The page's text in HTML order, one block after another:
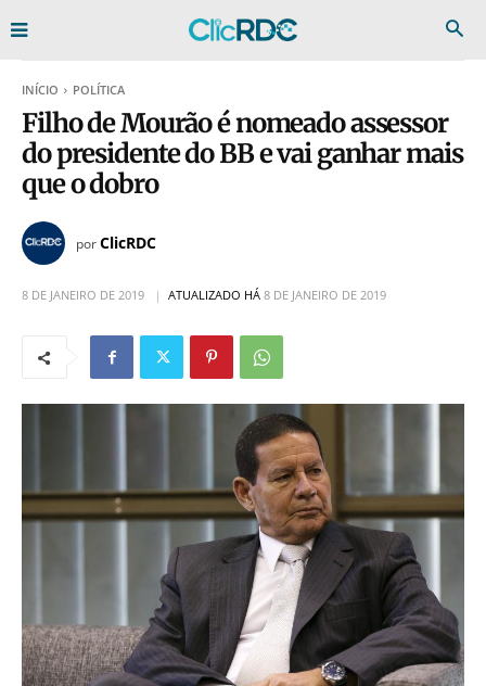
INÍCIO POLÍTICA
Filho de Mourão é nomeado assessor
do presidente do BB e vai ganhar mais
que o dobro
porClicRDC
8 DE JANEIRO DE 2019 ATUALIZADO HÁ 8 DE JANEIRO DE 2019